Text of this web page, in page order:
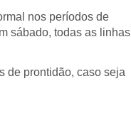
nos períodos de
sábado, todas as linhas
de prontidão, caso seja